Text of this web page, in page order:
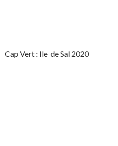
Cap Vert : Ile de Sal 2020